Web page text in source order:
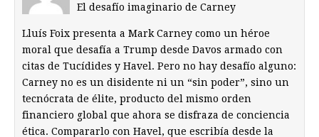
El desafío imaginario de Carney
Lluís Foix presenta a Mark Carney como un héroe
moral que desafía a Trump desde Davos armado con
citas de Tucídides y Havel. Pero no hay desafío alguno:
Carney no es un disidente ni un “sin poder”, sino un
tecnócrata de élite, producto del mismo orden
financiero global que ahora se disfraza de conciencia
ética. Compararlo con Havel, que escribía desde la